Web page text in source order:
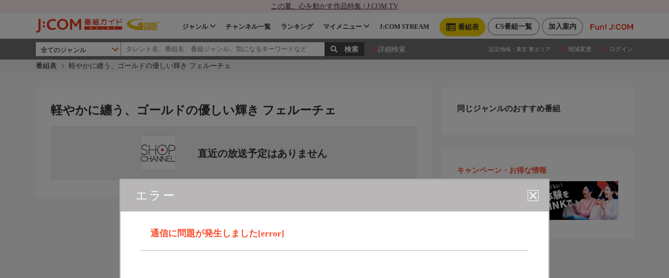
この夏、心を動かす作品特集 | J:COM TV
加入案内
CS番組一覧
番組表
ジャンル チャンネル一覧 ランキング マイメニュー J:COM STREAM
詳細検索 設定地域： 東京 東エリア 地域変更 ログイン
番組表 軽やかに纏う、ゴールドの優しい輝き フェルーチェ
エラー
通信に問題が発生しました[error]
軽やかに纏う、ゴールドの優しい輝き フェルーチェ
直近の放送予定はありません
同じジャンルのおすすめ番組
キャンペーン・お得な情報